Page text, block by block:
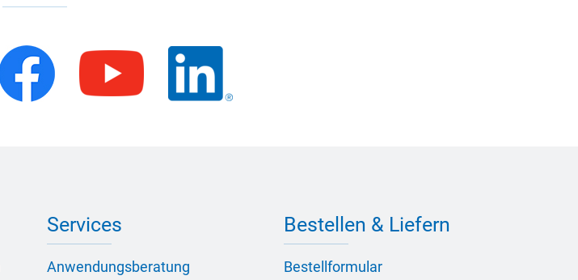
Services
Anwendungsberatung
Bestellen & Liefern
Bestellformular